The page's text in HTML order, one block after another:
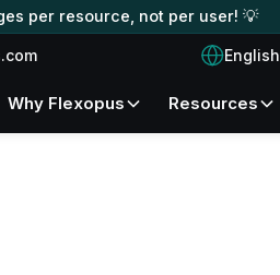
per resource, not per user! 💡
English
Why Flexopus Resources